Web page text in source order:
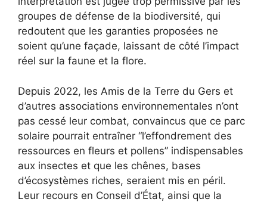
groupes de défense de la biodiversité, qui
redoutent que les garanties proposées ne
soient qu’une façade, laissant de côté l’impact
réel sur la faune et la flore.
Depuis 2022, les Amis de la Terre du Gers et
d’autres associations environnementales n’ont
pas cessé leur combat, convaincus que ce parc
solaire pourrait entraîner “l’effondrement des
ressources en fleurs et pollens” indispensables
aux insectes et que les chênes, bases
d’écosystèmes riches, seraient mis en péril.
Leur recours en Conseil d’État, ainsi que la